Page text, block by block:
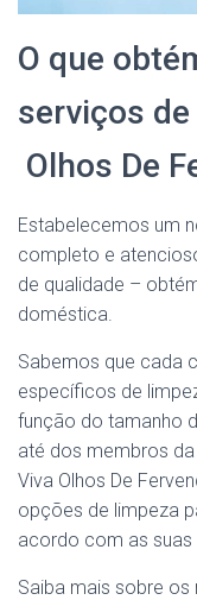
O que
serviços
Olhos De
Estabelecemos um
completo e
de qualidade –
doméstica.
Sabemos que cada
específicos de
função do tamanho
até dos membros
Viva Olhos De
opções de limpeza
acordo com as suas
Saiba mais sobre